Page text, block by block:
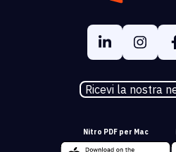
Ricevi la nostra
Nitro PDF per Mac